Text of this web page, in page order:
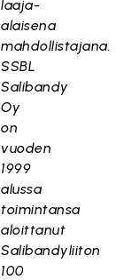
laaja-
alaisena
mahdollistajana.
SSBL
Salibandy
Oy
on
vuoden
1999
alussa
toimintansa
aloittanut
Salibandyliiton
100